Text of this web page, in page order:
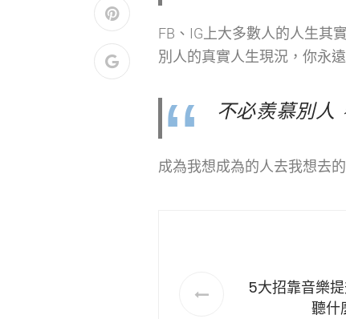
FB、IG上大多數人的人生其
別人的真實人生現況，你永
不必羨慕別人
成為我想成為的人去我想去
5大招靠音樂
聽什